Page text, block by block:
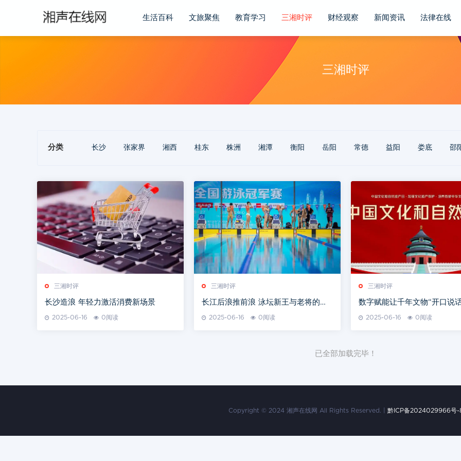
生活百科 文旅聚焦 教育学习 三湘时评 财经观察 新闻资讯 法律在线
三湘时评
分类 长沙 张家界 湘西 桂东 株洲 ‌湘潭 ‌衡阳 ‌岳阳 ‌常德 ‌益阳 ‌娄底 邵
三湘时评
长沙造浪 年轻力激活消费新场景
2025-06-16 0阅读
三湘时评
长江后浪推前浪 泳坛新王与老将的双
2025-06-16 0阅读
三湘时评
数字赋能让千年文物“开口说
2025-06-16 0阅读
已全部加载完毕！
Copyright © 2024 湘声在线网 All Rights Reserved. | 黔ICP备2024029966号-